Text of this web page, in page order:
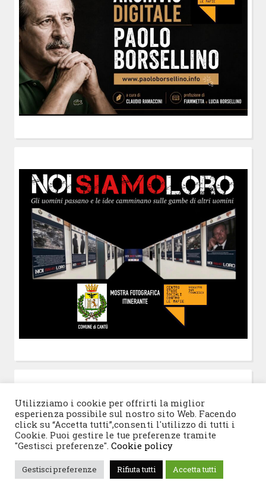
© 2026 Progetto San Francesco |Tema WordPress:
Blogghiamodi CrestaProject.
Utilizziamo i cookie per offrirti la miglior
esperienza possibile sul nostro sito Web. Facendo
click su “Accetta tutti”,consenti l'utilizzo di tutti i
Cookie. Puoi gestire le tue preferenze tramite
"Gestisci preferenze". Cookie policy
Gestisci preferenze Rifiuta tutti Accetta tutti